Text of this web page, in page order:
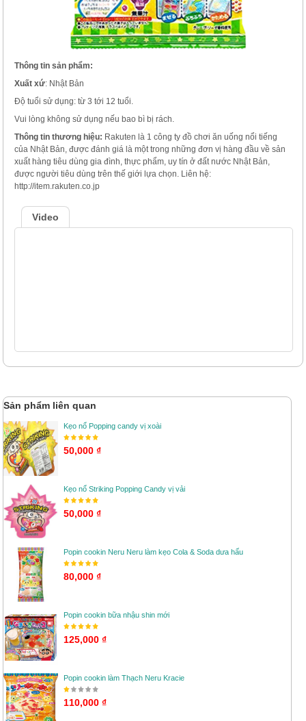
Thông tin sản phẩm:
Xuất xứ: Nhật Bản
Độ tuổi sử dụng: từ 3 tới 12 tuổi.
Vui lòng không sử dụng nếu bao bì bị rách.
Thông tin thương hiệu: Rakuten là 1 công ty đồ chơi ăn uống nổi tiếng
của Nhật Bản, được đánh giá là một trong những đơn vị hàng đầu về sản
xuất hàng tiêu dùng gia đình, thực phẩm, uy tín ở đất nước Nhật Bản,
được người tiêu dùng trên thế giới lựa chọn. Liên hệ:
http://item.rakuten.co.jp
Video
Sản phẩm liên quan
Kẹo nổ Popping candy vị xoài
50,000 ₫
Kẹo nổ Striking Popping Candy vị vải
50,000 ₫
Popin cookin Neru Neru làm kẹo Cola & Soda dưa hấu
80,000 ₫
Popin cookin bữa nhậu shin mới
125,000 ₫
Popin cookin làm Thạch Neru Kracie
110,000 ₫